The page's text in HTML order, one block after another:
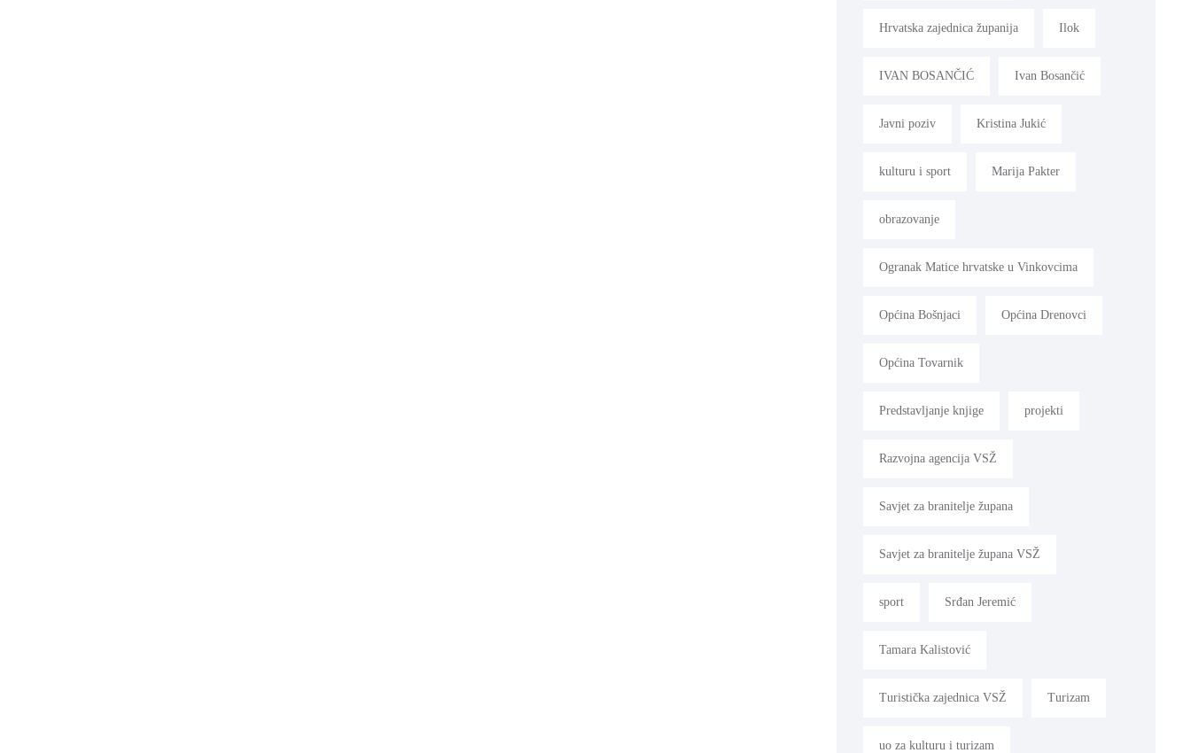
Hrvatska zajednica županija Ilok
IVAN BOSANČIĆ Ivan Bosančić
Javni poziv Kristina Jukić
kulturu i sport Marija Pakter
obrazovanje
Ogranak Matice hrvatske u Vinkovcima
Općina Bošnjaci Općina Drenovci
Općina Tovarnik
Predstavljanje knjige projekti
Razvojna agencija VSŽ
Savjet za branitelje župana
Savjet za branitelje župana VSŽ
sport Srđan Jeremić
Tamara Kalistović
Turistička zajednica VSŽ Turizam
uo za kulturu i turizam